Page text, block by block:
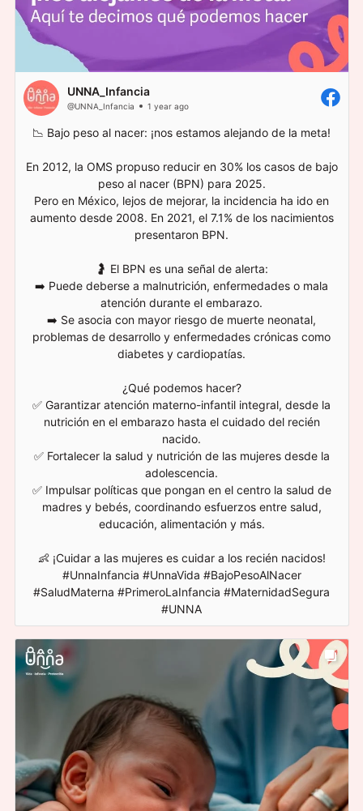
UNNA_Infancia
@UNNA_Infancia 1 year ago
📉 Bajo peso al nacer: ¡nos estamos alejando de la meta!
En 2012, la OMS propuso reducir en 30% los casos de bajo
peso al nacer (BPN) para 2025.
Pero en México, lejos de mejorar, la incidencia ha ido en
aumento desde 2008. En 2021, el 7.1% de los nacimientos
presentaron BPN.
🤰 El BPN es una señal de alerta:
➡️ Puede deberse a malnutrición, enfermedades o mala
atención durante el embarazo.
➡️ Se asocia con mayor riesgo de muerte neonatal,
problemas de desarrollo y enfermedades crónicas como
diabetes y cardiopatías.
¿Qué podemos hacer?
✅ Garantizar atención materno-infantil integral, desde la
nutrición en el embarazo hasta el cuidado del recién
nacido.
✅ Fortalecer la salud y nutrición de las mujeres desde la
adolescencia.
✅ Impulsar políticas que pongan en el centro la salud de
madres y bebés, coordinando esfuerzos entre salud,
educación, alimentación y más.
👶 ¡Cuidar a las mujeres es cuidar a los recién nacidos!
#UnnaInfancia #UnnaVida #BajoPesoAlNacer
#SaludMaterna #PrimeroLaInfancia #MaternidadSegura
#UNNA